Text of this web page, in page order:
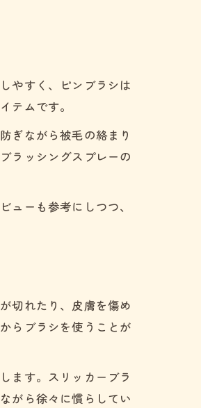
やすく、ピンブラシは
テムです。
ぎながら被毛の絡まり
ラッシングスプレーの
ーも参考にしつつ、
切れたり、皮膚を傷め
らブラシを使うことが
ます。スリッカーブラ
がら徐々に慣らしてい